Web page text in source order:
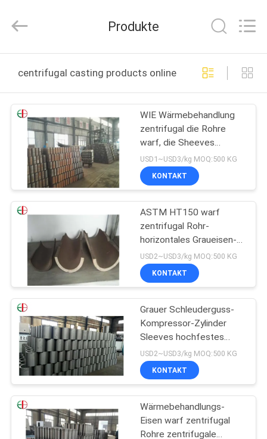
PRODUKTE
VIDEOS
ÜBER
UNS
FABRIK-
AUSFLUG
QUALITÄTSKONTROLLE
TRETEN
SIE
MIT
UNS
VERBINDUNG
Forging
Co.,LTD..
Reserved.
Produkte
centrifugal casting products online manufacture
WIE Wärmebehandlung
zentrifugal die Rohre
warf, die Sheeves
EB12203 phosphatieren
USD1~USD3/kg MOQ:500 KG
KONTAKT
ASTM HT150 warf
zentrifugal Rohr-
horizontales Graueisen-
genaues Casting-Rohr
EB12225
USD2~USD3/kg MOQ:500 KG
KONTAKT
Grauer Schleuderguss-
Kompressor-Zylinder
Sleeves hochfestes
knötenförmiges
USD2~USD3/kg MOQ:500 KG
KONTAKT
Wärmebehandlungs-
Eisen warf zentrifugal
Rohre zentrifugale